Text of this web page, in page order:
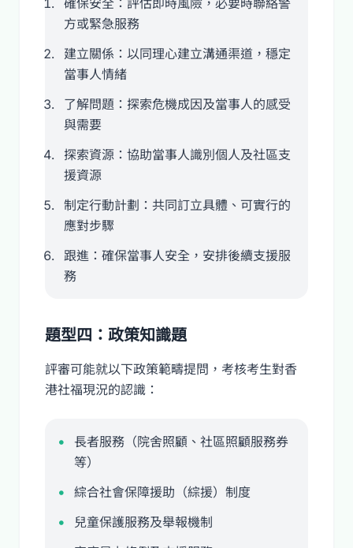
確保安全：評估即時風險，必要時聯絡警
方或緊急服務
建立關係：以同理心建立溝通渠道，穩定
當事人情緒
了解問題：探索危機成因及當事人的感受
與需要
探索資源：協助當事人識別個人及社區支
援資源
制定行動計劃：共同訂立具體、可實行的
應對步驟
跟進：確保當事人安全，安排後續支援服
務
題型四：政策知識題
評審可能就以下政策範疇提問，考核考生對香
港社福現況的認識：
長者服務（院舍照顧、社區照顧服務券
等）
綜合社會保障援助（綜援）制度
兒童保護服務及舉報機制